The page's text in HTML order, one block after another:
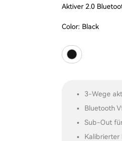
Aktiver 2.0
Color: Black
3-Wege
Bluetooth
Sub-Out
Kalibrierter